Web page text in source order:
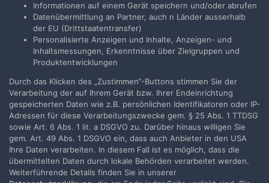
Zur Themenübersicht
Filmvorführer.de via Google durchsuchen:
Sprache
Impressum / Datenschutzerklärung
Nutzungsbedingungen
Realisierung: IN-Solution
Powered by Invision Community
Informationen auf einem Gerät speichern und/oder abrufen
Datenübermittlung an Partner, auch n Länder ausserhalb
der EU (Drittstaatentransfer)
Personalisierte Anzeigen und Inhalte, Anzeigen- und
Inhaltsmessungen, Erkenntnisse über Zielgruppen und
Produktentwicklungen
Durch das Klicken des „Zustimmen“-Buttons stimmen Sie der
Verarbeitung der auf Ihrem Gerät bzw. Ihrer Endeinrichtung
gespeicherten Daten wie z.B. persönlichen Identifikatoren oder IP-
Adressen für diese Verarbeitungszwecke gem. § 25 Abs. 1 TTDSG
sowie Art. 6 Abs. 1 lit. a DSGVO zu. Darüber hinaus willigen Sie
gem. Art. 49 Abs. 1 DSGVO ein, dass auch Anbieter in den USA
Ihre Daten verarbeiten. In diesem Fall ist es möglich, dass die
übermittelten Daten durch lokale Behörden verarbeitet werden.
Weiterführende Details finden Sie in unserer